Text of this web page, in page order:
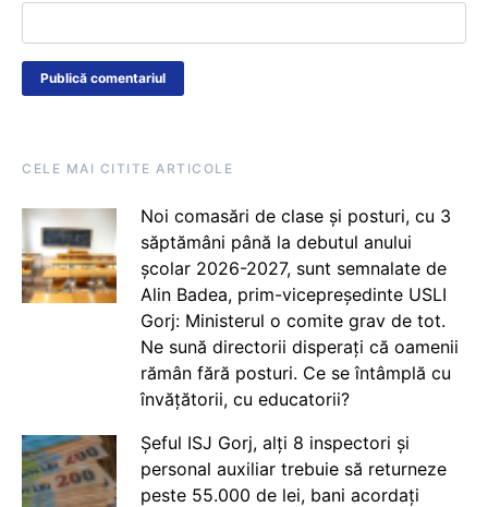
CELE MAI CITITE ARTICOLE
Noi comasări de clase și posturi, cu 3
săptămâni până la debutul anului
școlar 2026-2027, sunt semnalate de
Alin Badea, prim-vicepreședinte USLI
Gorj: Ministerul o comite grav de tot.
Ne sună directorii disperați că oamenii
rămân fără posturi. Ce se întâmplă cu
învățătorii, cu educatorii?
Șeful ISJ Gorj, alți 8 inspectori și
personal auxiliar trebuie să returneze
peste 55.000 de lei, bani acordați